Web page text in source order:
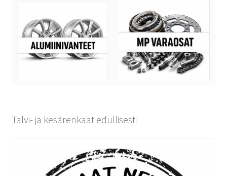
Talvi- ja kesärenkaat edullisesti